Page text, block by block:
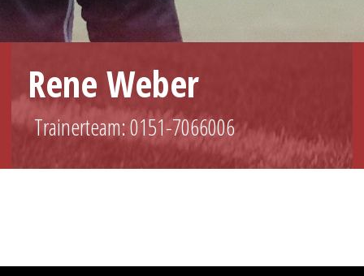
Rene Weber
Trainerteam: 0151-7066006